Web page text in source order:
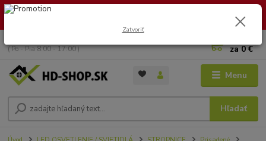
🏖️ DOVOLENKA 30.7.2026 – 9.8.2026 · Objednávky vybavíme po
Menu
Hľadať
( Po - Pia 8:00 - 17:00 )
za0 €
Zatvoriť